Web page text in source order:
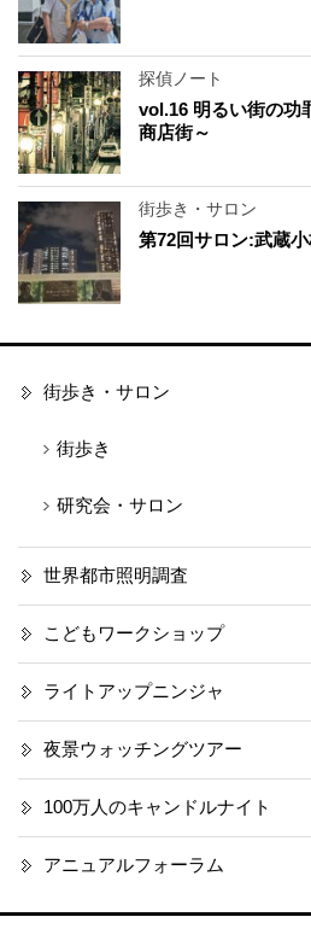
探偵ノート
vol.16 明るい街の功
商店街～
街歩き・サロン
第72回サロン:武蔵
街歩き・サロン
街歩き
研究会・サロン
世界都市照明調査
こどもワークショップ
ライトアップニンジャ
夜景ウォッチングツアー
100万人のキャンドルナイト
アニュアルフォーラム